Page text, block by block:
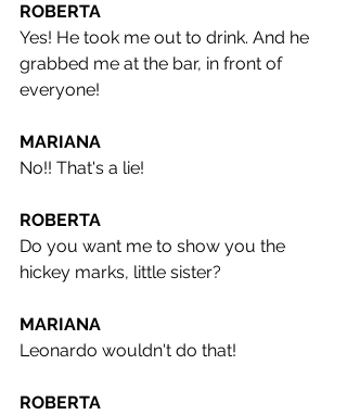
ROBERTA
Yes! He took me out to drink. And he
grabbed me at the bar, in front of
everyone!
MARIANA
No!! That's a lie!
ROBERTA
Do you want me to show you the
hickey marks, little sister?
MARIANA
Leonardo wouldn't do that!
ROBERTA